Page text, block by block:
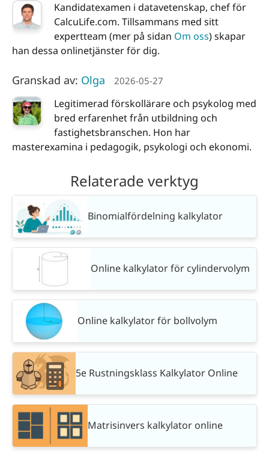
Kandidatexamen i datavetenskap, chef för
CalcuLife.com. Tillsammans med sitt
expertteam (mer på sidan Om oss) skapar
han dessa onlinetjänster för dig.
Granskad av: Olga 2026-05-27
Legitimerad förskollärare och psykolog med
bred erfarenhet från utbildning och
fastighetsbranschen. Hon har
masterexamina i pedagogik, psykologi och ekonomi.
Relaterade verktyg
Binomialfördelning kalkylator
Online kalkylator för cylindervolym
Online kalkylator för bollvolym
5e Rustningsklass Kalkylator Online
Matrisinvers kalkylator online